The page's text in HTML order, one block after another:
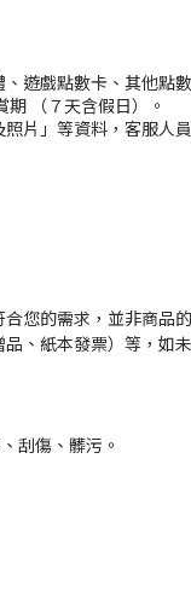
遊戲點數卡、其他點
（７天含假日）。
片」等資料，客服人
您的需求，並非商品
、紙本發票）等，如
刮傷、髒污。